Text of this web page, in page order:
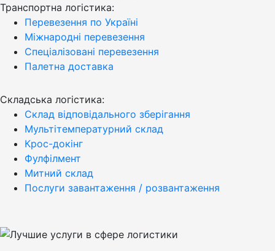
Транспортна логістика:
Перевезення по Україні
Міжнародні перевезення
Спеціалізовані перевезення
Палетна доставка
Cкладська логістика:
Склад відповідального зберігання
Мультітемпературний склад
Крос-докінг
Фулфілмент
Митний склад
Послуги завантаження / розвантаження